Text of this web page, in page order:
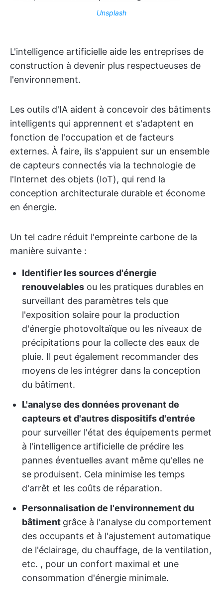
Unsplash
L'intelligence artificielle aide les entreprises de
construction à devenir plus respectueuses de
l'environnement.
Les outils d'IA aident à concevoir des bâtiments
intelligents qui apprennent et s'adaptent en
fonction de l'occupation et de facteurs
externes. À faire, ils s'appuient sur un ensemble
de capteurs connectés via la technologie de
l'Internet des objets (IoT), qui rend la
conception architecturale durable et économe
en énergie.
Un tel cadre réduit l'empreinte carbone de la
manière suivante :
Identifier les sources d'énergie
renouvelables ou les pratiques durables en
surveillant des paramètres tels que
l'exposition solaire pour la production
d'énergie photovoltaïque ou les niveaux de
précipitations pour la collecte des eaux de
pluie. Il peut également recommander des
moyens de les intégrer dans la conception
du bâtiment.
L'analyse des données provenant de
capteurs et d'autres dispositifs d'entrée
pour surveiller l'état des équipements permet
à l'intelligence artificielle de prédire les
pannes éventuelles avant même qu'elles ne
se produisent. Cela minimise les temps
d'arrêt et les coûts de réparation.
Personnalisation de l'environnement du
bâtiment grâce à l'analyse du comportement
des occupants et à l'ajustement automatique
de l'éclairage, du chauffage, de la ventilation,
etc. , pour un confort maximal et une
consommation d'énergie minimale.